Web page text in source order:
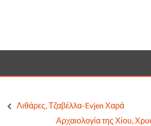
Λιθάρες, Τζαβέλλα-Evjen Χαρά
Αρχαιολογία της Χίου,